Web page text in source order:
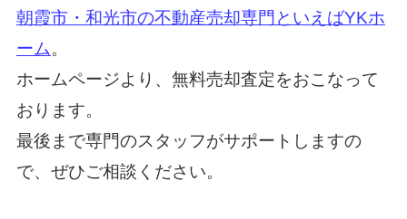
朝霞市・和光市の不動産売却専門といえばYKホ
ーム。
ホームページより、無料売却査定をおこなって
おります。
最後まで専門のスタッフがサポートしますの
で、ぜひご相談ください。